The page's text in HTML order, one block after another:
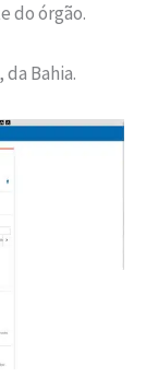
do órgão.
da Bahia.